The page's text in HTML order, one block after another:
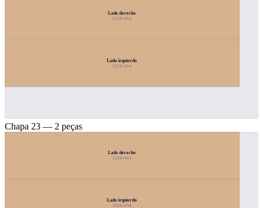
Lado derecho
2259×454
Lado izquierdo
2259×454
Chapa 23 — 2 peças
Lado derecho
2259×454
Lado izquierdo
2259×454